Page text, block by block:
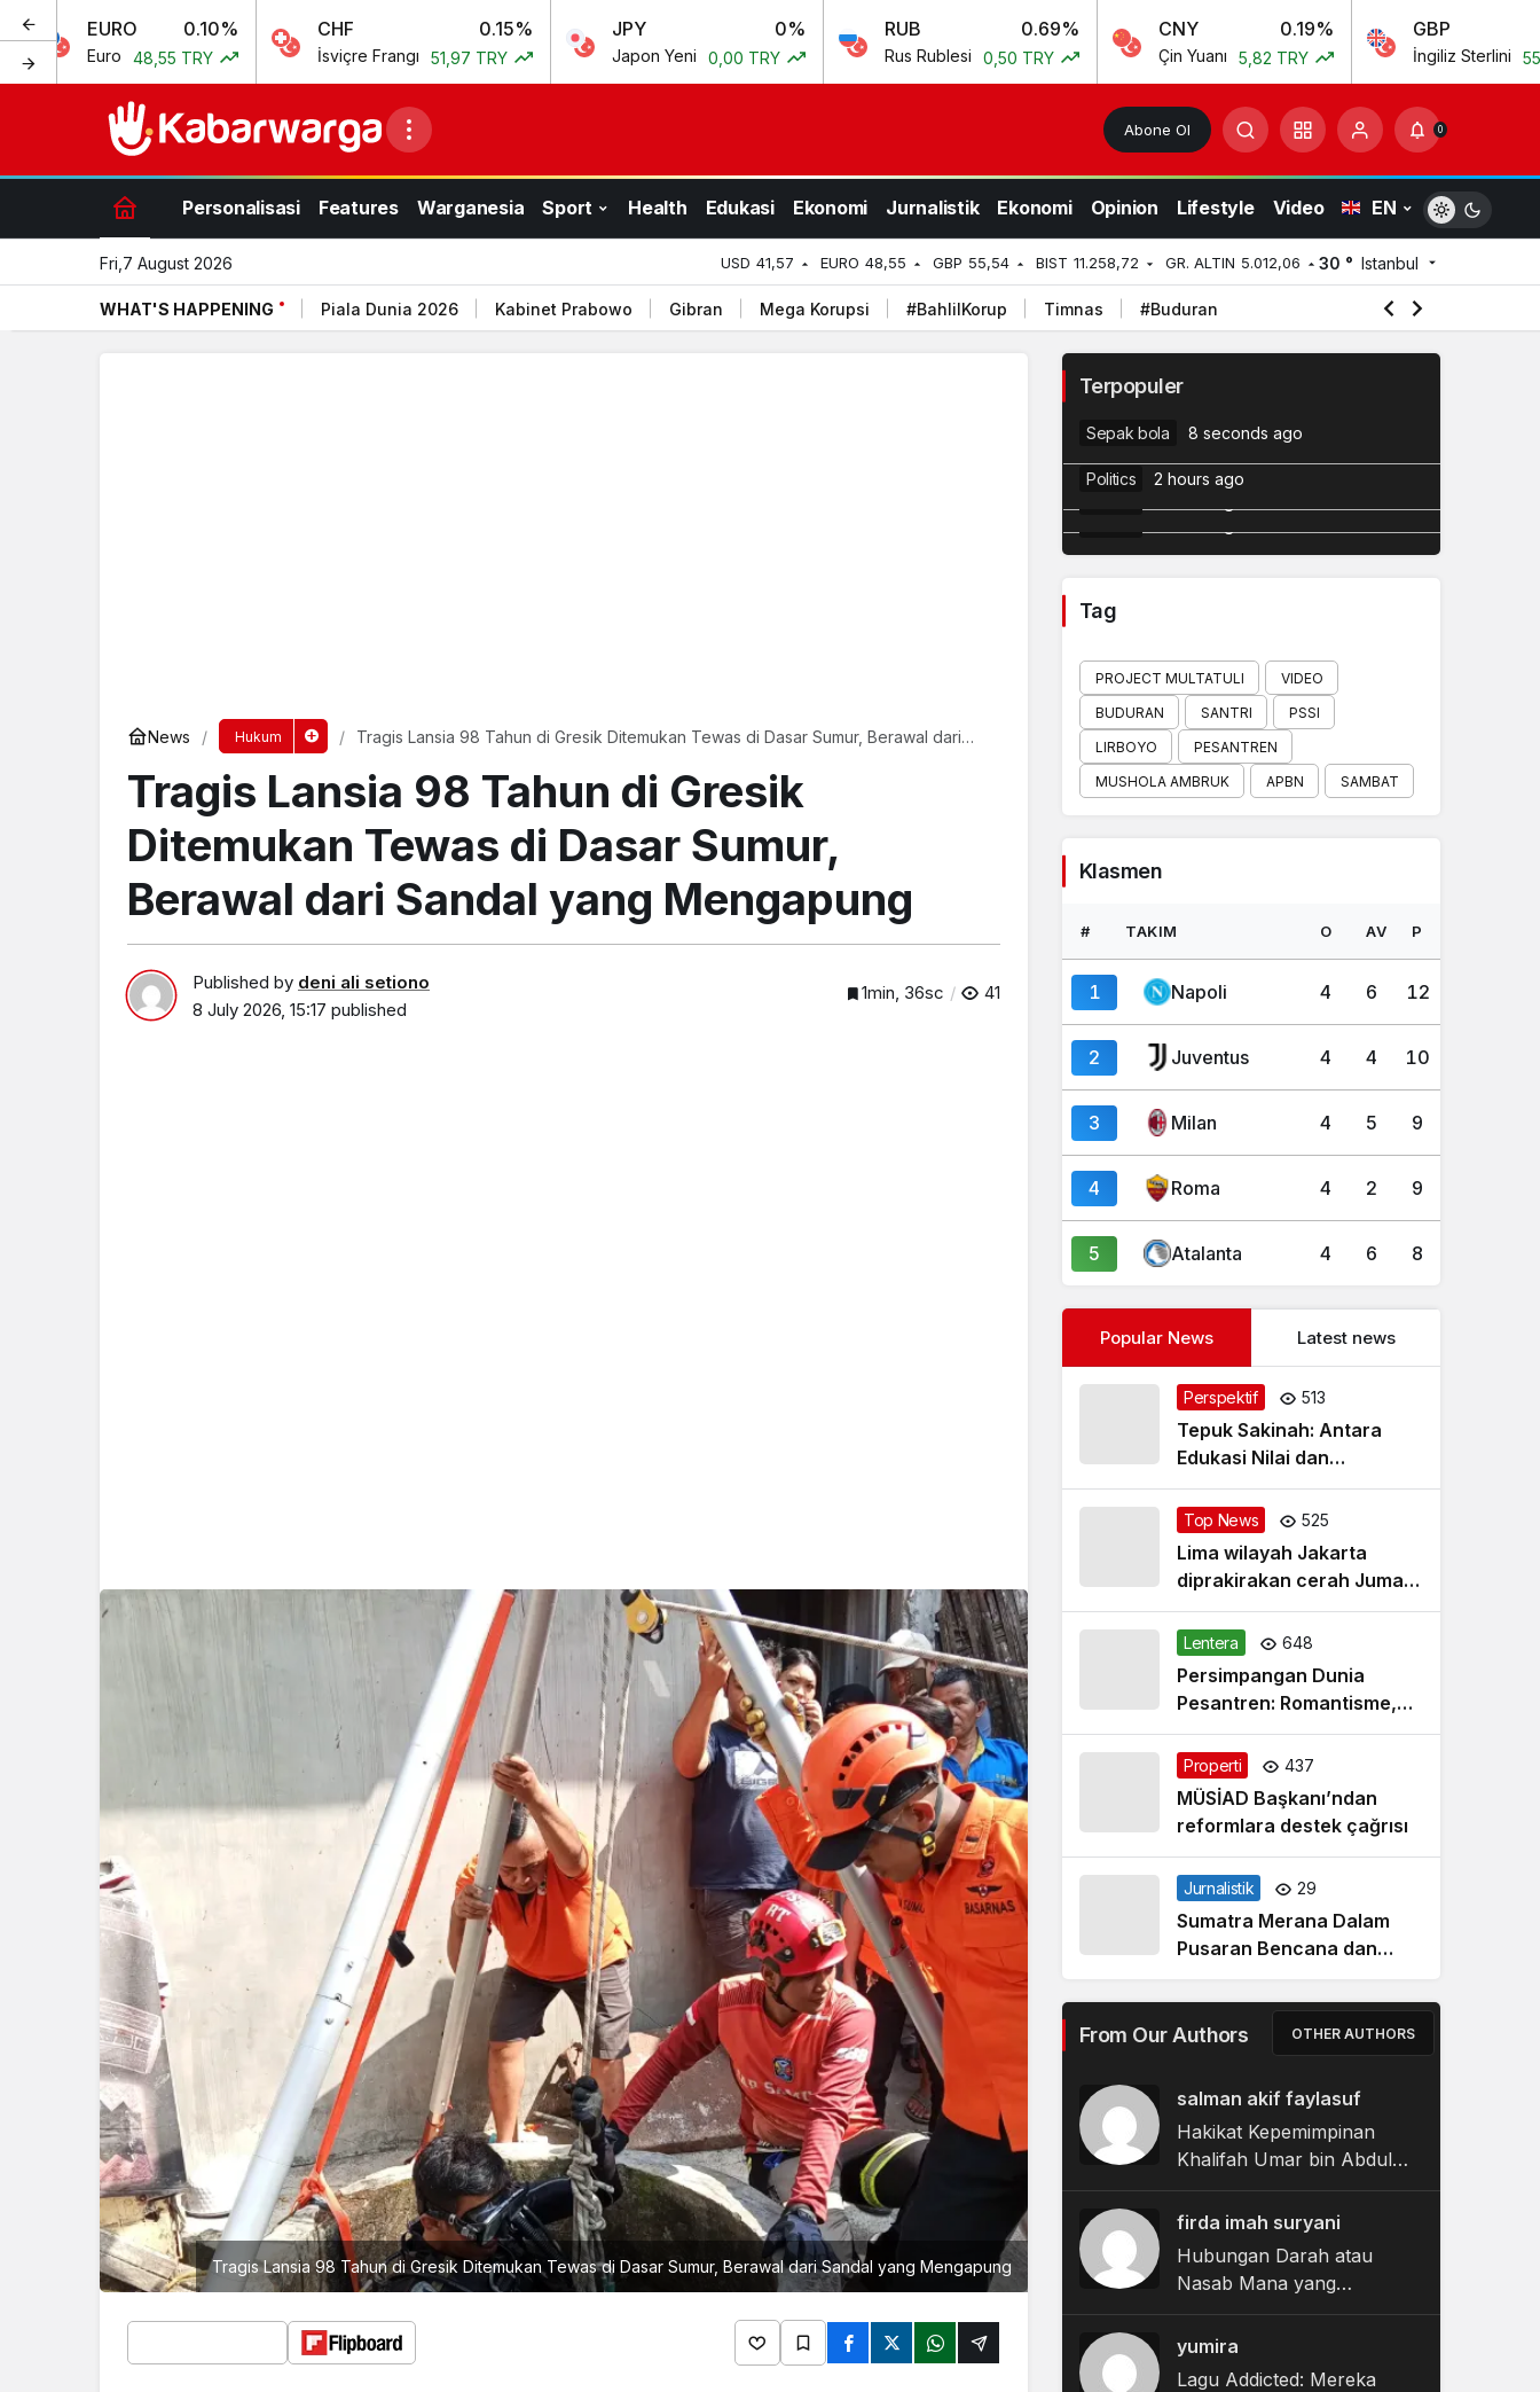
0.10%
48,55 TRY
CHF
İsviçre Frangı 51,97 TRY
JPY
Japon Yeni 0,00 TRY
RUB
Rus Rublesi 0,50 TRY
CNY 0.19%
Çin Yuanı 5,82 TRY
GBP
İngiliz Sterlini 55,54 TRY
Abone Ol 0
Personalisasi Features Warganesia Sport Health Edukasi Ekonomi Jurnalistik Ekonomi Opinion Lifestyle Video EN
Fri,7 August 2026 USD 41,57 EURO 48,55 GBP 55,54 BIST 11.258,72 GR. ALTIN 5.012,06 30 ° Istanbul
WHAT'S HAPPENING Piala Dunia 2026 Kabinet Prabowo Gibran Mega Korupsi #BahlilKorup Timnas #Buduran
News Hukum
Tragis Lansia 98 Tahun di Gresik Ditemukan Tewas di Dasar Sumur, Berawal dari
Tragis Lansia 98 Tahun di Gresik
Ditemukan Tewas di Dasar Sumur,
Berawal dari Sandal yang Mengapung
Published by deni ali setiono
8 July 2026, 15:17 published
1min, 36sc 41
Tragis Lansia 98 Tahun di Gresik Ditemukan Tewas di Dasar Sumur, Berawal dari Sandal yang Mengapung
Terpopuler
Setelah OpenAI & Anthropic, Kini AI
Meta Ikut Bobol Sistem Perusahaan
Lain Saat Diuji
Jurnalistik 3 seconds ago
2
Daftar juara Piala Presiden 2015-
2026, Persebaya juara terbaru
Sepak bola 8 seconds ago
Mualem
Politics 2 hours ago
Whoosh
5
Jurang Kakistokrasi DPR dan MA?
Tag
PROJECT MULTATULI
VIDEO
BUDURAN
SANTRI
PSSI
LIRBOYO
PESANTREN
MUSHOLA AMBRUK
APBN SAMBAT
Klasmen
# TAKIM O AV P
1 Napoli 4 6 12
2 Juventus 4 4 10
3 Milan 4 5 9
4 Roma 4 2 9
5 Atalanta 4 6 8
Popular News Latest news
Perspektif 513
Tepuk Sakinah: Antara
Edukasi Nilai dan
Simplifikasi Masalah
Top News 525
Lima wilayah Jakarta
diprakirakan cerah Jumat
pagi
Lentera 648
Persimpangan Dunia
Pesantren: Romantisme,
Realitas dan Harapan Baru
Properti 437
MÜSİAD Başkanı’ndan
reformlara destek çağrısı
Jurnalistik 29
Sumatra Merana Dalam
Pusaran Bencana dan
From Our Authors OTHER AUTHORS
salman akif faylasuf
Hakikat Kepemimpinan
Khalifah Umar bin Abdul
Aziz dalam Kitab Irsyad al-
Ibad ila Sabilir Rasyad
firda imah suryani
Hubungan Darah atau
Nasab Mana yang
Menentukan Waris?
yumira
Lagu Addicted: Mereka